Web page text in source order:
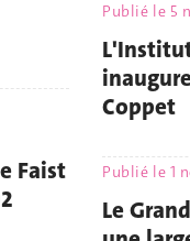
Publié le 5
Coppet
Faist
Publié le 1
Le